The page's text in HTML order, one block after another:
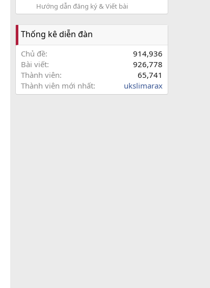
Hướng dẫn đăng ký & Viết bài
Thống kê diễn đàn
Chủ đề
914,936
Bài viết
926,778
Thành viên
65,741
Thành viên mới nhất
ukslimarax